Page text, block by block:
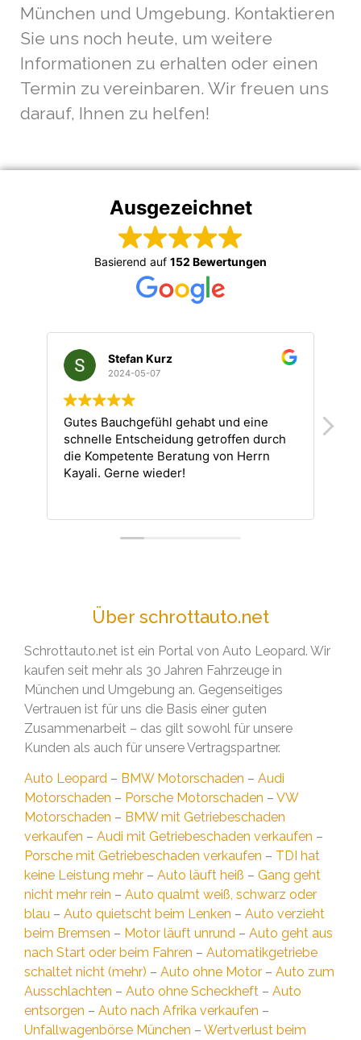
München und Umgebung. Kontaktieren
Sie uns noch heute, um weitere
Informationen zu erhalten oder einen
Termin zu vereinbaren. Wir freuen uns
darauf, Ihnen zu helfen!
Ausgezeichnet
Basierend auf 152 Bewertungen
Stefan Kurz
2024-05-07
Gutes Bauchgefühl gehabt und eine
schnelle Entscheidung getroffen durch
die Kompetente Beratung von Herrn
Kayali. Gerne wieder!
Über schrottauto.net
Schrottauto.net ist ein Portal von Auto Leopard. Wir
kaufen seit mehr als 30 Jahren Fahrzeuge in
München und Umgebung an. Gegenseitiges
Vertrauen ist für uns die Basis einer guten
Zusammenarbeit – das gilt sowohl für unsere
Kunden als auch für unsere Vertragspartner.
Auto Leopard – BMW Motorschaden – Audi
Motorschaden – Porsche Motorschaden – VW
Motorschaden – BMW mit Getriebeschaden
verkaufen – Audi mit Getriebeschaden verkaufen –
Porsche mit Getriebeschaden verkaufen – TDI hat
keine Leistung mehr – Auto läuft heiß – Gang geht
nicht mehr rein – Auto qualmt weiß, schwarz oder
blau – Auto quietscht beim Lenken – Auto verzieht
beim Bremsen – Motor läuft unrund – Auto geht aus
nach Start oder beim Fahren – Automatikgetriebe
schaltet nicht (mehr) – Auto ohne Motor – Auto zum
Ausschlachten – Auto ohne Scheckheft – Auto
entsorgen – Auto nach Afrika verkaufen –
Unfallwagenbörse München – Wertverlust beim